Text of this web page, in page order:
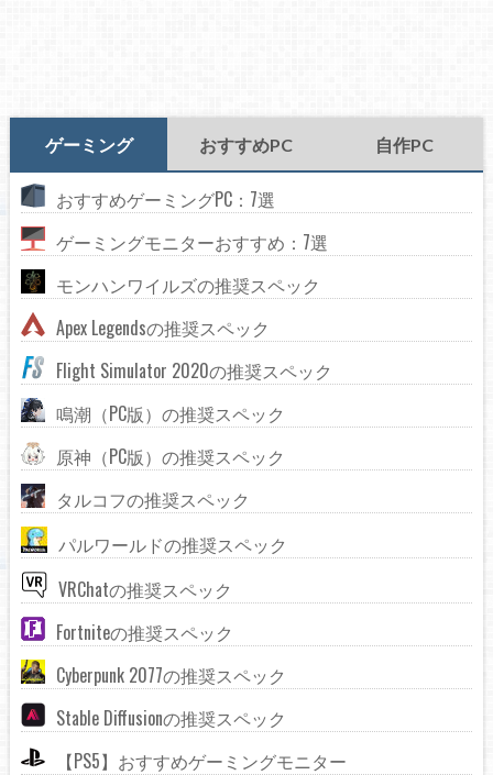
ゲーミング おすすめPC 自作PC
おすすめゲーミングPC：7選
ゲーミングモニターおすすめ：7選
モンハンワイルズの推奨スペック
Apex Legendsの推奨スペック
Flight Simulator 2020の推奨スペック
鳴潮（PC版）の推奨スペック
原神（PC版）の推奨スペック
タルコフの推奨スペック
パルワールドの推奨スペック
VRChatの推奨スペック
Fortniteの推奨スペック
Cyberpunk 2077の推奨スペック
Stable Diffusionの推奨スペック
【PS5】おすすめゲーミングモニター